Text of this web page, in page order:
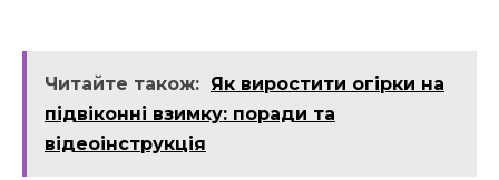
Читайте також: Як виростити огірки на
підвіконні взимку: поради та
відеоінструкція